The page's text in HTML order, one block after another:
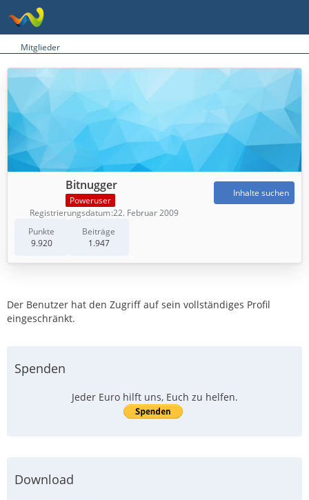
Mitglieder
Bitnugger
Poweruser
Punkte
9.920
Beiträge
1.947
Inhalte suchen
Registrierungsdatum 22. Februar 2009
Der Benutzer hat den Zugriff auf sein vollständiges Profil
eingeschränkt.
Spenden
Jeder Euro hilft uns, Euch zu helfen.
Download